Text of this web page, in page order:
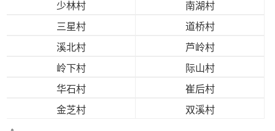
少林村
南湖村
三星村
道桥村
溪北村
芦岭村
岭下村
际山村
华石村
崔后村
金芝村
双溪村